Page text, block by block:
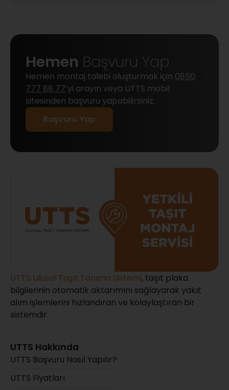
Hemen Başvuru Yap
Hemen montaj talebi oluşturmak için 0850
777 88 77‘yi arayın veya UTTS mobil
sitesinden başvuru yapabilirsiniz.
Başvuru Yap
UTTS Ulusal Taşıt Tanıma Sistemi, taşıt plaka
bilgilerinin otomatik aktarımını sağlayarak yakıt
alım işlemlerini hızlandıran ve kolaylaştıran bir
sistemdir.
UTTS Hakkında
UTTS Başvuru Nasıl Yapılır?
UTTS Fiyatları